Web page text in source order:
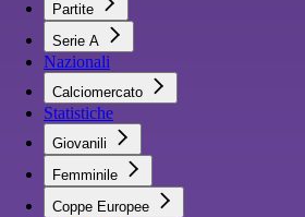
Partite
Serie A
Nazionali
Calciomercato
Statistiche
Giovanili
Femminile
Coppe Europee